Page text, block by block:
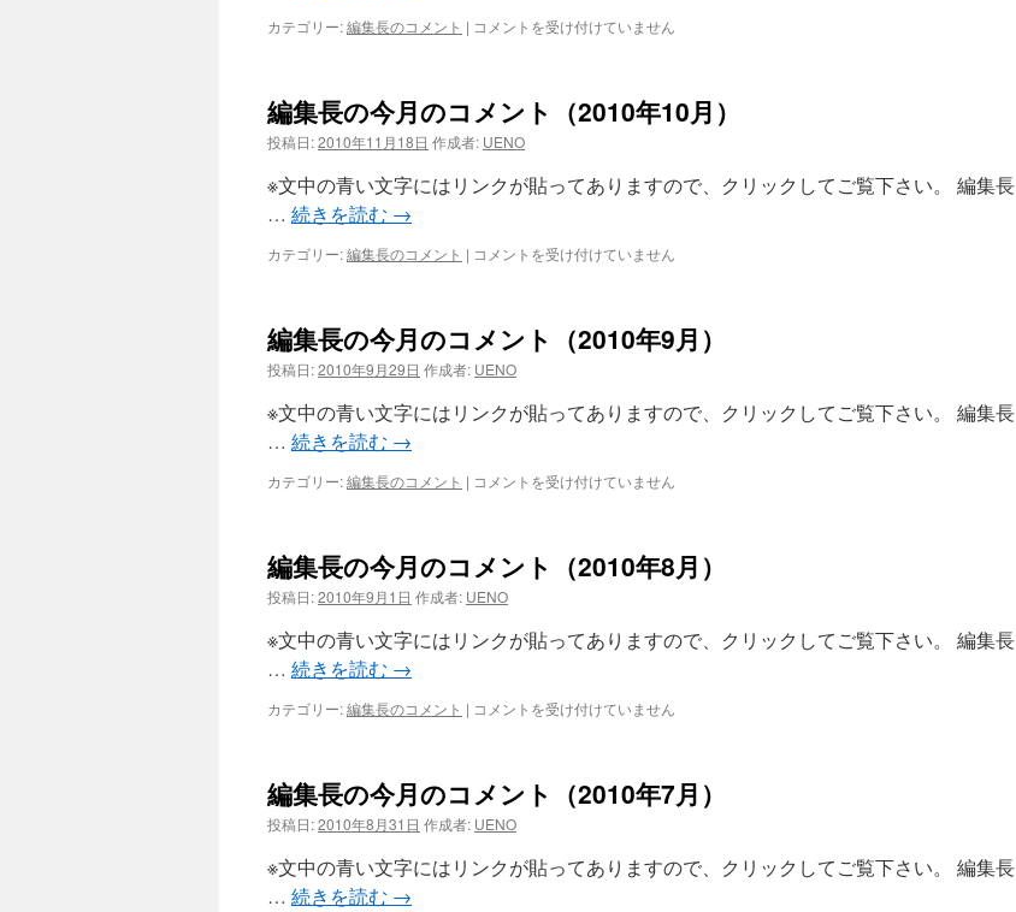
（2011
月）
は
カテゴリー:編集長のコメント | 編
今
月
の
コ
メ
（2011
月）
は
コメントを受け付けていません
編集長の今月のコメント（2010年10月）
投稿日:2010年11月18日 作成者: UENO
※文中の青い文字にはリンクが貼ってありますので、クリックしてご覧下さい。 編集長
… 続きを読む →
カテゴリー:編集長のコメント | 編
今
月
の
コ
メ
（2010
月）
は
コメントを受け付けていません
編集長の今月のコメント（2010年9月）
投稿日:2010年9月29日 作成者: UENO
※文中の青い文字にはリンクが貼ってありますので、クリックしてご覧下さい。 編集長
… 続きを読む →
カテゴリー:編集長のコメント | 編
今
月
の
コ
メ
（2010
月）
は
コメントを受け付けていません
編集長の今月のコメント（2010年8月）
投稿日:2010年9月1日 作成者: UENO
※文中の青い文字にはリンクが貼ってありますので、クリックしてご覧下さい。 編集長
… 続きを読む →
カテゴリー:編集長のコメント | 編
今
月
の
コ
メ
コメントを受け付けていません
編集長の今月のコメント（2010年7月）
投稿日:2010年8月31日 作成者: UENO
※文中の青い文字にはリンクが貼ってありますので、クリックしてご覧下さい。 編集長
… 続きを読む →